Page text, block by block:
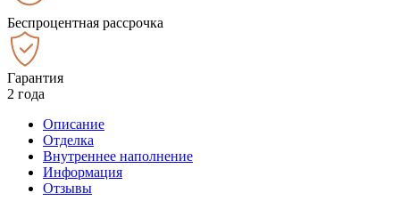
Беспроцентная рассрочка
Гарантия
2 года
Описание
Отделка
Внутреннее наполнение
Информация
Отзывы